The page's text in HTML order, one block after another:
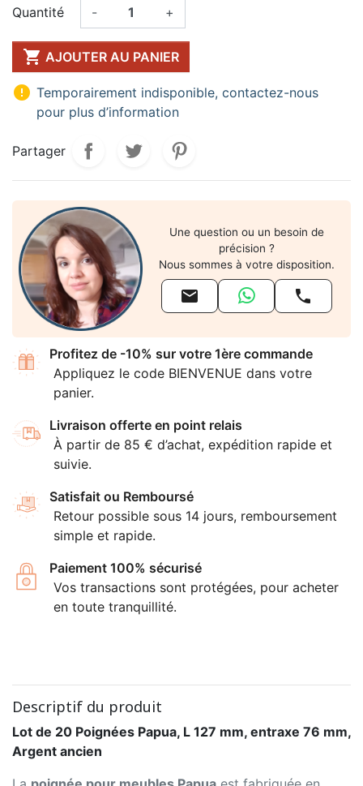
Quantité - +
 AJOUTER AU PANIER
 Temporairement indisponible, contactez-nous
pour plus d’information
Partager
Une question ou un besoin de
précision ?
Nous sommes à votre disposition.
 
Profitez de -10% sur votre 1ère commande
Appliquez le code BIENVENUE dans votre
panier.
Livraison offerte en point relais
À partir de 85 € d’achat, expédition rapide et
suivie.
Satisfait ou Remboursé
Retour possible sous 14 jours, remboursement
simple et rapide.
Paiement 100% sécurisé
Vos transactions sont protégées, pour acheter
en toute tranquillité.
Descriptif du produit
Lot de 20 Poignées Papua, L 127 mm, entraxe 76 mm,
Argent ancien